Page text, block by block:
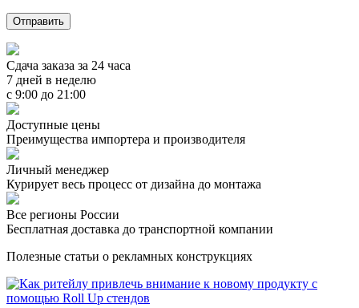
Сдача заказа за 24 часа
7 дней в неделю
с 9:00 до 21:00
Доступные цены
Преимущества импортера и производителя
Личный менеджер
Курирует весь процесс от дизайна до монтажа
Все регионы России
Бесплатная доставка до транспортной компании
Полезные статьи о рекламных конструкциях